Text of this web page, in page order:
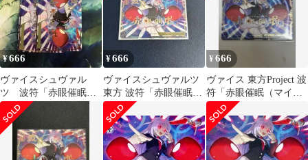
¥666
ヴァイスシュヴァル
ツ 波符「赤眼催眠」
(マインドシェイカー)
RRR 2枚
¥666
ヴァイスシュヴァルツ
東方 波符「赤眼催眠」
(マインドシェイカー)
RRR
¥666
ヴァイス 東方Project 波
符「赤眼催眠（マイン
ドシェイカー）」 RRR